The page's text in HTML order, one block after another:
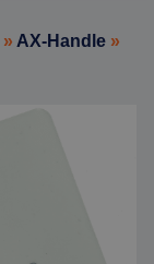
» AX-Handle »